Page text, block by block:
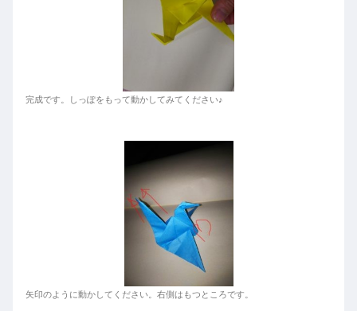
完成です。しっぽをもって動かしてみてください♪
矢印のように動かしてください。右側はもつところです。